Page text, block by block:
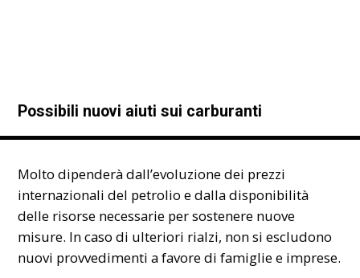
Possibili nuovi aiuti sui carburanti
Molto dipenderà dall’evoluzione dei prezzi
internazionali del petrolio e dalla disponibilità
delle risorse necessarie per sostenere nuove
misure. In caso di ulteriori rialzi, non si escludono
nuovi provvedimenti a favore di famiglie e imprese.